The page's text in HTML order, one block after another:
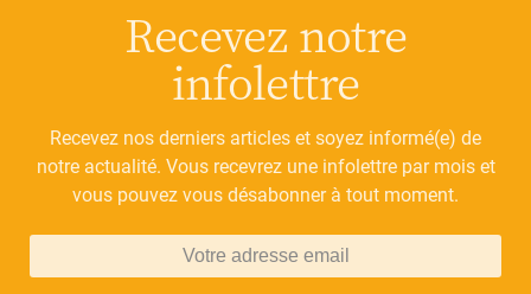
Recevez notre
infolettre
Recevez nos derniers articles et soyez informé(e) de
notre actualité. Vous recevrez une infolettre par mois et
vous pouvez vous désabonner à tout moment.